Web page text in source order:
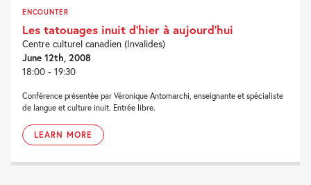
ENCOUNTER
Les tatouages inuit d’hier à aujourd’hui
Centre culturel canadien (Invalides)
June 12th, 2008
18:00 - 19:30
Conférence présentée par Véronique Antomarchi, enseignante et spécialiste
de langue et culture inuit. Entrée libre.
LEARN MORE